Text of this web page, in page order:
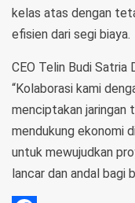
kelas atas dengan
efisien dari segi biaya.
CEO Telin Budi Satria
“Kolaborasi kami
menciptakan jaringan
mendukung ekonomi
untuk mewujudkan
lancar dan andal bagi